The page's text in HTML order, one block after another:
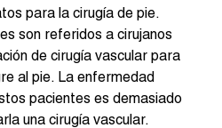
para la cirugía de pie.
son referidos a cirujanos
de cirugía vascular para
al pie. La enfermedad
pacientes es demasiado
una cirugía vascular.